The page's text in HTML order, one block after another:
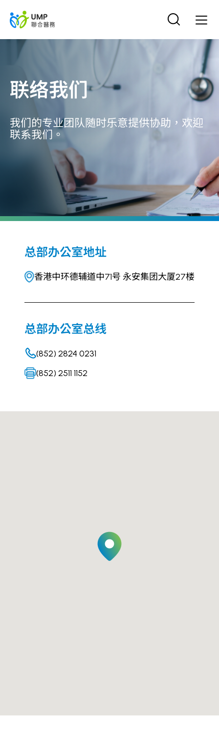
联络我们
我们的专业团队随时乐意提供协助，欢迎
联系我们。
总部办公室地址
香港中环德辅道中71号 永安集团大厦27楼
总部办公室总线
(852) 2824 0231
(852) 2511 1152